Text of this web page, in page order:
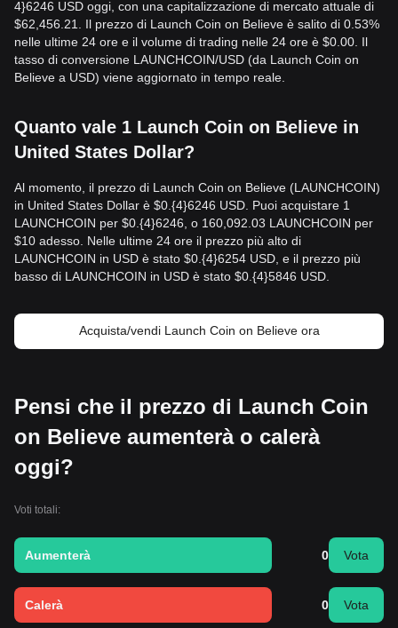
4}6246 USD oggi, con una capitalizzazione di mercato attuale di
$62,456.21. Il prezzo di Launch Coin on Believe è salito di 0.53%
nelle ultime 24 ore e il volume di trading nelle 24 ore è $0.00. Il
tasso di conversione LAUNCHCOIN/USD (da Launch Coin on
Believe a USD) viene aggiornato in tempo reale.
Quanto vale 1 Launch Coin on Believe in
United States Dollar?
Al momento, il prezzo di Launch Coin on Believe (LAUNCHCOIN)
in United States Dollar è $0.{​4}6246 USD. Puoi acquistare 1
LAUNCHCOIN per $0.{​4}6246, o 160,092.03 LAUNCHCOIN per
$10 adesso. Nelle ultime 24 ore il prezzo più alto di
LAUNCHCOIN in USD è stato $0.{​4}6254 USD, e il prezzo più
basso di LAUNCHCOIN in USD è stato $0.{​4}5846 USD.
Acquista/vendi Launch Coin on Believe ora
Pensi che il prezzo di Launch Coin
on Believe aumenterà o calerà
oggi?
Voti totali:
Aumenterà 0 Vota
Calerà 0 Vota